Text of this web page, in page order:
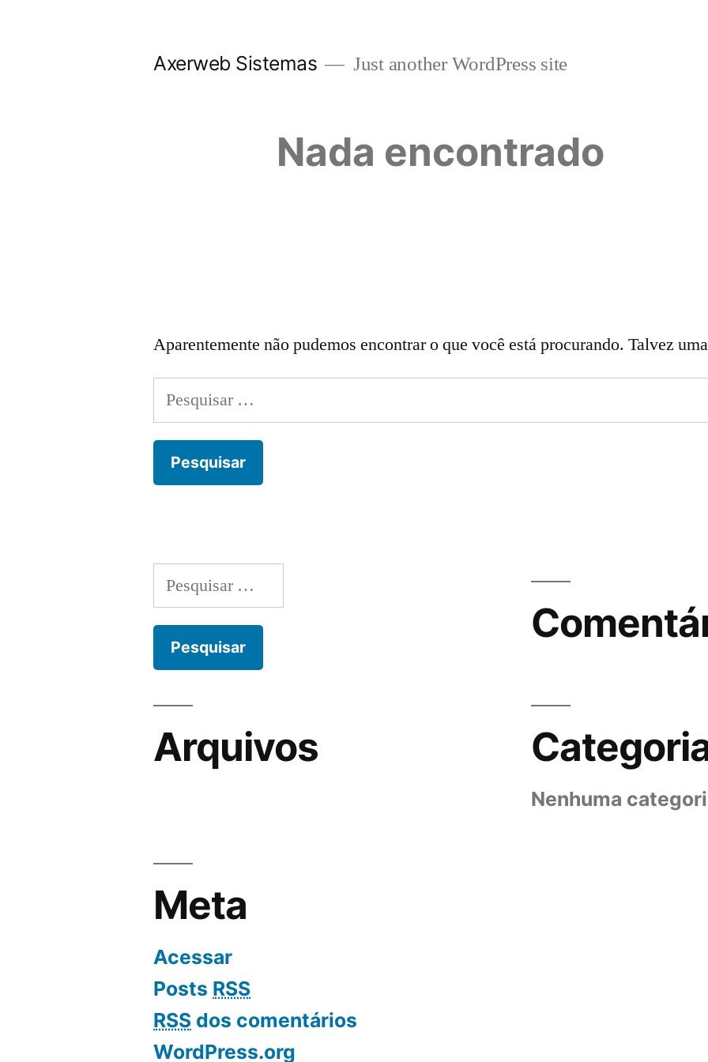
Axerweb Sistemas Just another WordPress site
Nada encontrado
Aparentemente não pudemos encontrar o que você está procurando. Talvez
Pesquisar
por:
Pesquisar
por:
Arquivos
Nenhuma
Meta
Acessar
Posts RSS
RSS dos comentários
WordPress.org